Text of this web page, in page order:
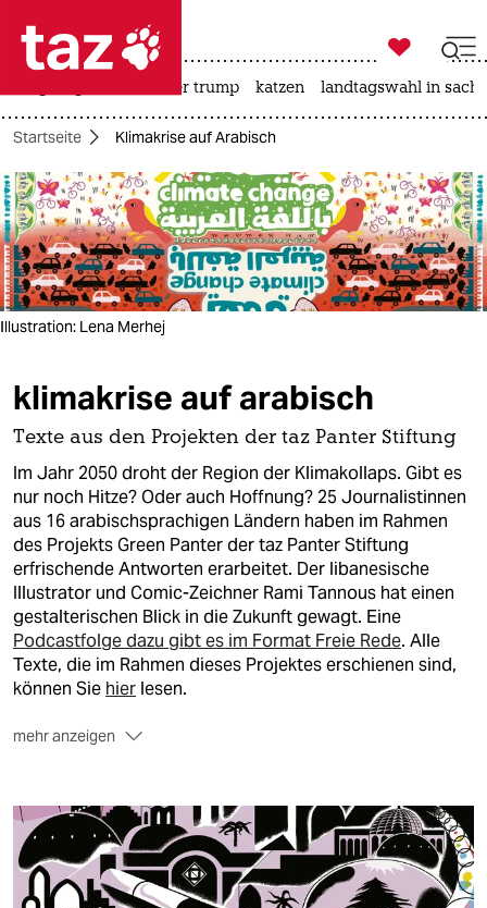
 taz zahl ich
taz zahl ich
themen
politik
öko
kultur
sport
berlin
nord
wahrheit
verlag
verlag
fragen & hilfe
unterstützen
abo

taz zahl ich
usa unter trump katzen landtagswahl in
Startseite Klimakrise auf Arabisch
Illustration: Lena Merhej
klimakrise auf arabisch
Texte aus den Projekten der taz Panter Stiftung
Im Jahr 2050 droht der Region der Klimakollaps. Gibt es
nur noch Hitze? Oder auch Hoffnung? 25 Journalistinnen
aus 16 arabischsprachigen Ländern haben im Rahmen
des Projekts Green Panter der taz Panter Stiftung
erfrischende Antworten erarbeitet. Der libanesische
Illustrator und Comic-Zeichner Rami Tannous hat einen
gestalterischen Blick in die Zukunft gewagt. Eine
Podcastfolge dazu gibt es im Format Freie Rede. Alle
Texte, die im Rahmen dieses Projektes erschienen sind,
können Sie hier lesen.
mehr anzeigen